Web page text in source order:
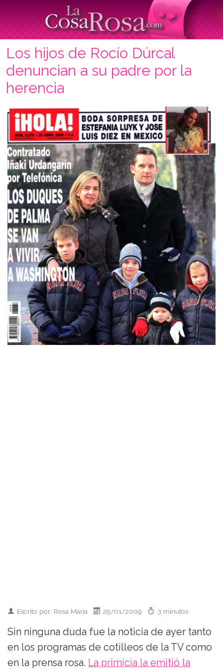
Los hijos de Rocío Dúrcal
denuncian a su padre por la
herencia
Escrito por: Rosa María 29/01/2009 3 minutos
Sin ninguna duda fue la noticia de ayer tanto
en los programas de cotilleos de la TV como
en la prensa rosa. La primicia la emitió la